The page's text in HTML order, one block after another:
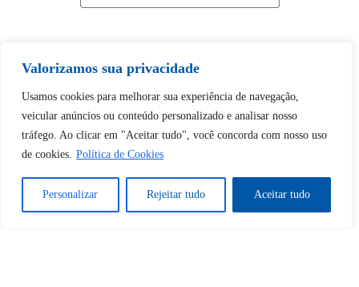
Valorizamos sua privacidade
Usamos cookies para melhorar sua experiência de navegação,
veicular anúncios ou conteúdo personalizado e analisar nosso
tráfego. Ao clicar em "Aceitar tudo", você concorda com nosso uso
de cookies. Política de Cookies
Personalizar Rejeitar tudo Aceitar tudo
Tem certeza de que deseja
desbloquear esta publicação?